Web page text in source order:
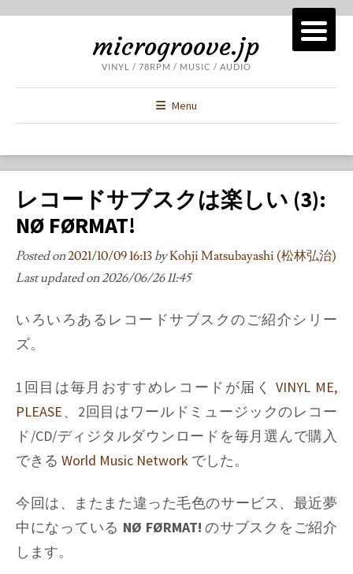
microgroove.jp
VINYL / 78RPM / MUSIC / AUDIO
Menu
レコードサブスクは楽しい (3):
NØ FØRMAT!
Posted on2021/10/09 16:13 byKohji Matsubayashi (松林弘治)
Last updated on2026/06/26 11:45
いろいろあるレコードサブスクのご紹介シリー
ズ。
1回目は毎月おすすめレコードが届くVINYL ME,
PLEASE、2回目はワールドミュージックのレコー
ド/CD/ディジタルダウンロードを毎月選んで購入
できる World Music Network でした。
今回は、またまた違った毛色のサービス、最近夢
中になっている NØ FØRMAT! のサブスクをご紹介
します。